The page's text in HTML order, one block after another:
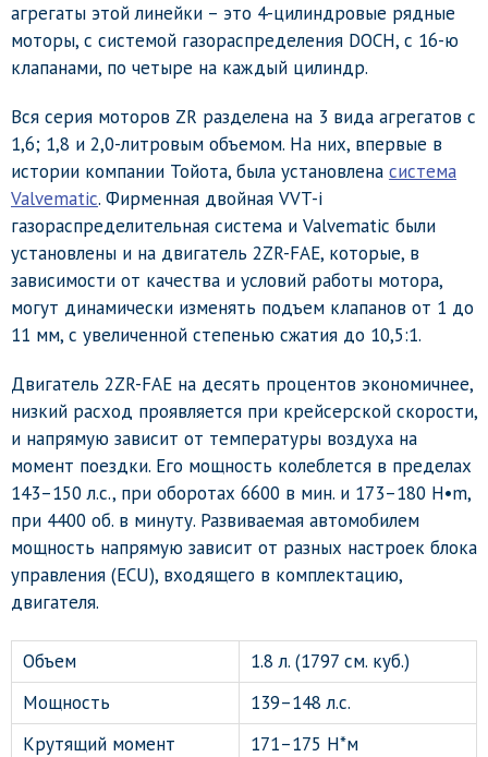
агрегаты этой линейки – это 4-цилиндровые рядные
моторы, с системой газораспределения DOCH, с 16-ю
клапанами, по четыре на каждый цилиндр.
Вся серия моторов ZR разделена на 3 вида агрегатов с
1,6; 1,8 и 2,0-литровым объемом. На них, впервые в
истории компании Тойота, была установлена система
Valvematic. Фирменная двойная VVT-i
газораспределительная система и Valvematic были
установлены и на двигатель 2ZR-FAE, которые, в
зависимости от качества и условий работы мотора,
могут динамически изменять подъем клапанов от 1 до
11 мм, с увеличенной степенью сжатия до 10,5:1.
Двигатель 2ZR-FAE на десять процентов экономичнее,
низкий расход проявляется при крейсерской скорости,
и напрямую зависит от температуры воздуха на
момент поездки. Его мощность колеблется в пределах
143–150 л.с., при оборотах 6600 в мин. и 173–180 H•m,
при 4400 об. в минуту. Развиваемая автомобилем
мощность напрямую зависит от разных настроек блока
управления (ECU), входящего в комплектацию,
двигателя.
Объем
1.8 л. (1797 см. куб.)
Мощность
139–148 л.с.
Крутящий момент
171–175 Н*м